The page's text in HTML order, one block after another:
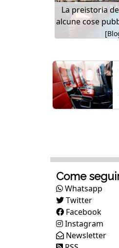
La preistoria
alcune cose
Come
Whatsapp
Twitter
Facebook
Instagram
Newsletter